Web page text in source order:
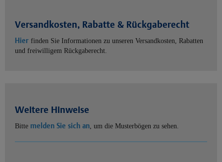
Versandkosten, Rabatte & Rückgaberecht
Hier finden Sie Informationen zu unseren Versandkosten, Rabatten
und freiwilligem Rückgaberecht.
Weitere Hinweise
Bitte melden Sie sich an, um die Musterbögen zu sehen.